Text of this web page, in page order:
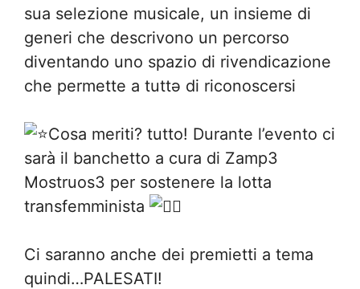
sua selezione musicale, un insieme di
generi che descrivono un percorso
diventando uno spazio di rivendicazione
che permette a tuttə di riconoscersi
Cosa meriti? tutto! Durante l’evento ci
sarà il banchetto a cura di Zamp3
Mostruos3 per sostenere la lotta
transfemminista
Ci saranno anche dei premietti a tema
quindi…PALESATI!